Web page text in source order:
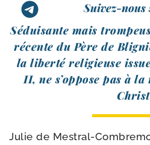
Suivez-nous
Séduisante mais
récente du Père de
la liber­té reli­gieuse
II, ne s’oppose pas à
Julie de Mestral-​